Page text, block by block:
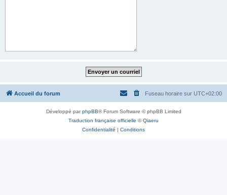
Accueil du forum Fuseau horaire sur UTC+02:00
Développé parphpBB® Forum Software © phpBB Limited
Traduction française officielle ©Qiaeru
Confidentialité | Conditions